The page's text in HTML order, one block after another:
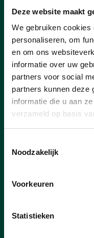
Deze website maakt
We gebruiken
personaliseren, om
en om ons
informatie over uw
partners voor social
partners kunnen deze
informatie die u aan
verzameld op basis
Noodzakelijk
Voorkeuren
Statistieken
niet voldoende
ik voor mezelf
dan is het
familiebedrijf
pijn in het hart,
van een
en de Zeelse
en steunen.”